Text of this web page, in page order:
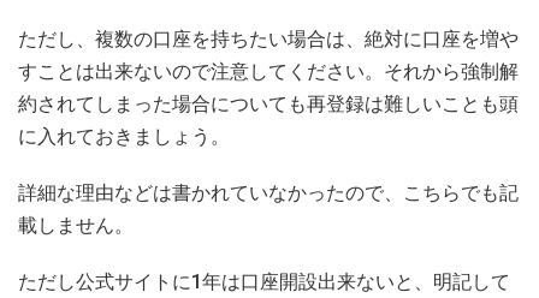
ただし、複数の口座を持ちたい場合は、絶対に口座を増や
すことは出来ないので注意してください。それから強制解
約されてしまった場合についても再登録は難しいことも頭
に入れておきましょう。
詳細な理由などは書かれていなかったので、こちらでも記
載しません。
ただし公式サイトに1年は口座開設出来ないと、明記して